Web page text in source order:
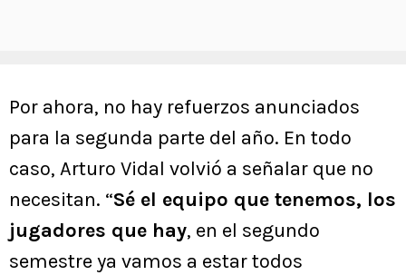
Por ahora, no hay refuerzos anunciados
para la segunda parte del año. En todo
caso, Arturo Vidal volvió a señalar que no
necesitan. “Sé el equipo que tenemos, los
jugadores que hay, en el segundo
semestre ya vamos a estar todos